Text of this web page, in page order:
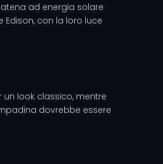
ad energia solare
con la loro luce
look classico, mentre
dovrebbe essere